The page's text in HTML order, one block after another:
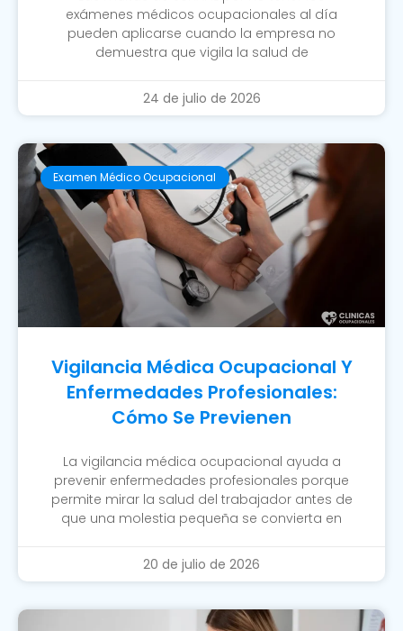
exámenes médicos ocupacionales al día
pueden aplicarse cuando la empresa no
demuestra que vigila la salud de
24 de julio de 2026
Examen Médico Ocupacional
Vigilancia Médica Ocupacional Y
Enfermedades Profesionales:
Cómo Se Previenen
La vigilancia médica ocupacional ayuda a
prevenir enfermedades profesionales porque
permite mirar la salud del trabajador antes de
que una molestia pequeña se convierta en
20 de julio de 2026